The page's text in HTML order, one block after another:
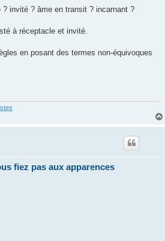
? invité ? âme en transit ? incarnant ?
à réceptacle et invité.
en posant des termes non-équivoques
fiez pas aux apparences